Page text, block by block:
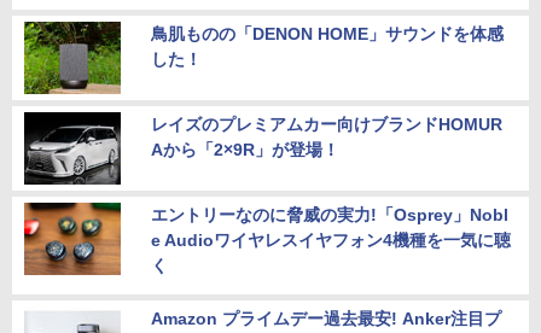
鳥肌ものの「DENON HOME」サウンドを体感
した！
レイズのプレミアムカー向けブランドHOMUR
Aから「2×9R」が登場！
エントリーなのに脅威の実力!「Osprey」Nobl
e Audioワイヤレスイヤフォン4機種を一気に聴
く
Amazon プライムデー過去最安! Anker注目プ